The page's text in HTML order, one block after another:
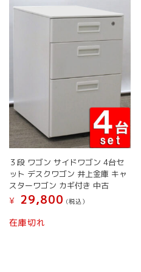
３段 ワゴン サイドワゴン 4台セ
ット デスクワゴン 井上金庫 キャ
スターワゴン カギ付き 中古
¥
29,800 (税込）
在庫切れ